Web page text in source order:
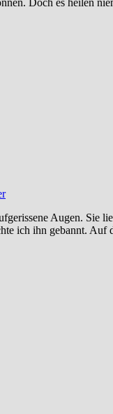
Doch es heilen
Augen. Sie
ich ihn gebannt.